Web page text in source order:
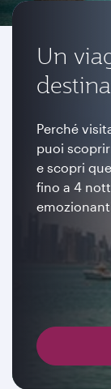
Un
Perché
puoi
e scopri
fino a 4